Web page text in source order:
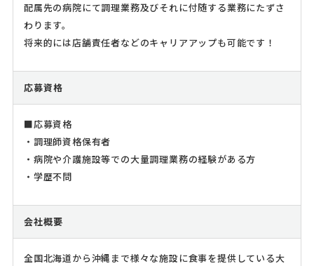
配属先の病院にて調理業務及びそれに付随する業務にたずさ
わります。
将来的には店舗責任者などのキャリアアップも可能です！
応募資格
■応募資格
・調理師資格保有者
・病院や介護施設等での大量調理業務の経験がある方
・学歴不問
会社概要
全国北海道から沖縄まで様々な施設に食事を提供している大